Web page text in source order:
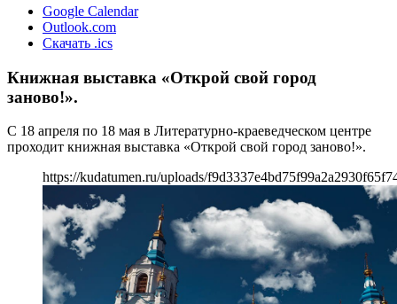
Google Calendar
Outlook.com
Скачать .ics
Книжная выставка «Открой свой город
заново!».
С 18 апреля по 18 мая в Литературно-краеведческом центре
проходит книжная выставка «Открой свой город заново!».
https://kudatumen.ru/uploads/